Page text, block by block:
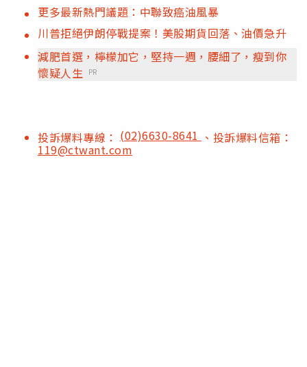
更多最新熱門議題：中聯致癌油風暴
川普拒絕伊朗停戰提案！美股期貨回落、油價急升
減肥首選，檸檬加它，堅持一週，腰細了，瘦到你
懷疑人生 PR
投訴爆料專線： (02)6630-8641 、投訴爆料信箱：
119@ctwant.com